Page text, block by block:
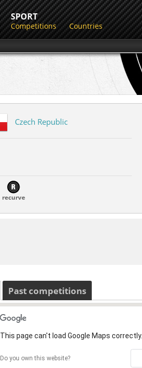
SPORT
Competitions Countries
Czech Republic
recurve
Past competitions
This page can't load Google Maps correctly.
Do you own this website?